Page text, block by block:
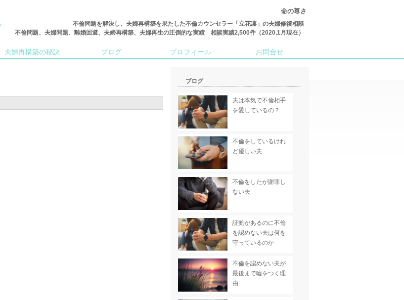
命の尊さ
不倫問題を解決し、夫婦再構築を果たした不倫カウンセラー「立花凛」の夫婦修復相談
不倫問題、夫婦問題、離婚回避、夫婦再構築、夫婦再生の圧倒的な実績 相談実績2,500件（2020,1月現在）
夫婦再構築の秘訣 ブログ プロフィール お問合せ
ブログ
夫は本気で不倫相手
を愛しているの？
不倫をしているけれ
ど優しい夫
不倫をしたが謝罪し
ない夫
証拠があるのに不倫
を認めない夫は何を
守っているのか
不倫を認めない夫が
最後まで嘘をつく理
由